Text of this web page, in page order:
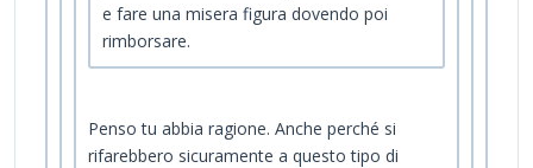
e fare una misera figura dovendo poi
rimborsare.
Penso tu abbia ragione. Anche perché si
rifarebbero sicuramente a questo tipo di